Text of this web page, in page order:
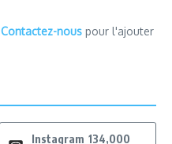
Contactez-nous pour l'ajouter
Instagram 134,000